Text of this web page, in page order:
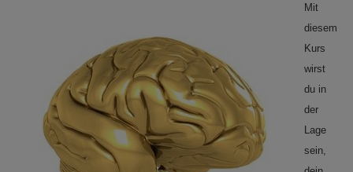
Mit
diesem
Kurs
wirst
du in
der
Lage
sein,